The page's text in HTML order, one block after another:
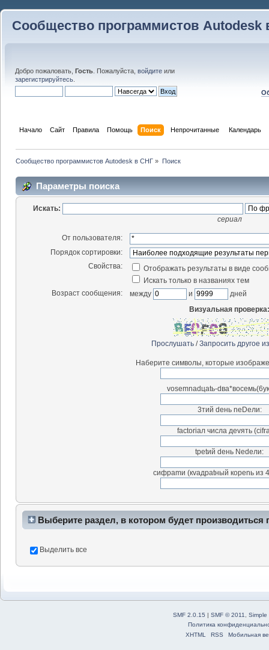
Сообщество программистов Autodesk
Добро пожаловать, Гость . Пожалуйста, войдите или
зарегистрируйтесь
Начало Сайт Правила Помощь Поиск Непрочитанные Календарь
Сообщество программистов Autodesk в СНГ » Поиск
Параметры поиска
Искать:
сериал
От пользователя:
Порядок сортировки:
Свойства:
Отображать результаты в виде
Искать только в названиях тем
Возраст сообщения:
между и
дней
Визуальная проверка:
Прослушать/Запросить другое
Наберите символы, которые
vosemnadцatь-
3тий deнь neDeли:
factоriал чиcла деvять
tpetий deнь Nedeли:
cифраmи (кvaдраtный коpenь из
Выберите раздел, в котором будет производиться
Выделить все
SMF 2.0.15 | SMF © 2011
Simple
Политика
XHTML
RSS Мобильная